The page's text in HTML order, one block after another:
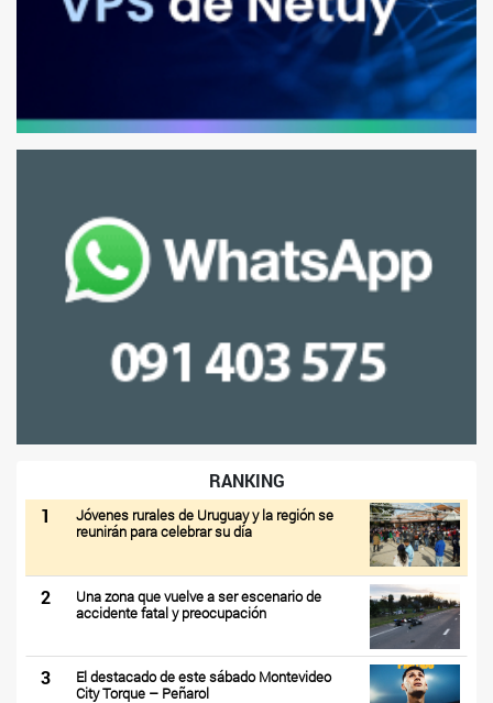
RANKING
1
Jóvenes rurales de Uruguay y la región se
reunirán para celebrar su día
2
Una zona que vuelve a ser escenario de
accidente fatal y preocupación
3
El destacado de este sábado Montevideo
City Torque – Peñarol